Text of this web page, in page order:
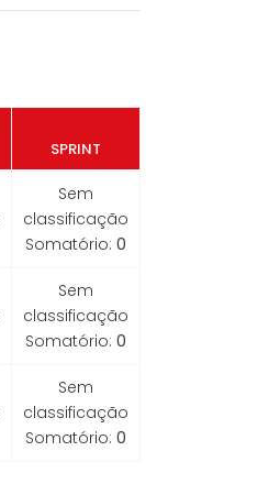
SPRINT
Sem
classificação
Somatório: 0
Sem
classificação
Somatório: 0
Sem
classificação
Somatório: 0